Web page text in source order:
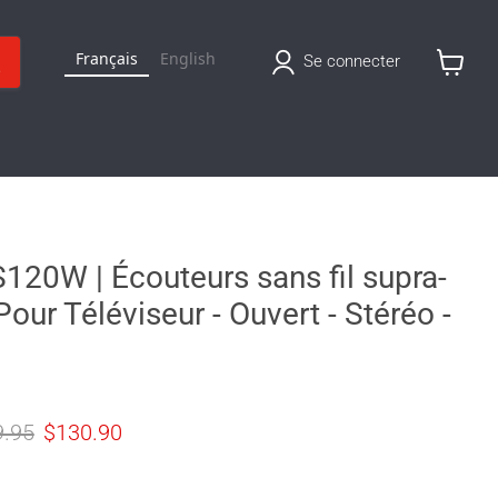
Français English Se connecter
| Écouteurs sans fil supra-
Téléviseur - Ouvert - Stéréo -
Prix actuel
$130.90